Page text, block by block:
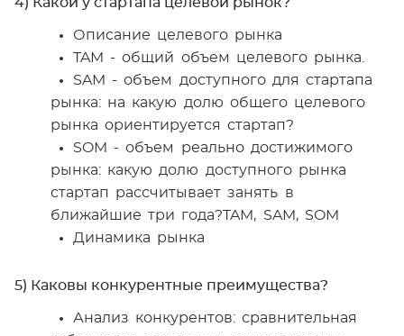
4) Какой у стартапа целевой рынок?
Описание целевого рынка
TAM - общий объем целевого рынка.
SAM - объем доступного для стартапа
рынка: на какую долю общего целевого
рынка ориентируется стартап?
SOM - объем реально достижимого
рынка: какую долю доступного рынка
стартап рассчитывает занять в
ближайшие три года?TAM, SAM, SOM
Динамика рынка
5) Каковы конкурентные преимущества?
Анализ конкурентов: сравнительная